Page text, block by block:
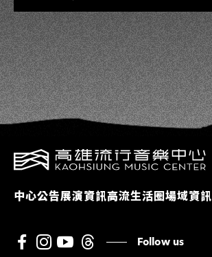
中心公告展演資訊高流生活圈場域資訊
Follow us